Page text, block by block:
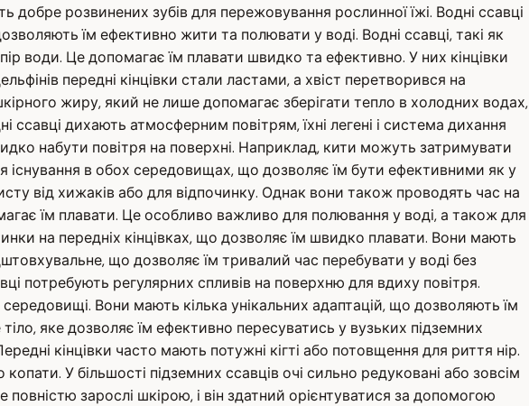
розвинених зубів для пережовування рослинної їжі. Водні ссавці
їм ефективно жити та полювати у воді. Водні ссавці, такі як
води. Це допомагає їм плавати швидко та ефективно. У них кінцівки
передні кінцівки стали ластами, а хвіст перетворився на
жиру, який не лише допомагає зберігати тепло в холодних водах,
дихають атмосферним повітрям, їхні легені і система дихання
набути повітря на поверхні. Наприклад, кити можуть затримувати
існування в обох середовищах, що дозволяє їм бути ефективними як у
від хижаків або для відпочинку. Однак вони також проводять час на
їм плавати. Це особливо важливо для полювання у воді, а також для
на передніх кінцівках, що дозволяє їм швидко плавати. Вони мають
що дозволяє їм тривалий час перебувати у воді без
потребують регулярних спливів на поверхню для вдиху повітря.
Вони мають кілька унікальних адаптацій, що дозволяють їм
яке дозволяє їм ефективно пересуватись у вузьких підземних
кінцівки часто мають потужні кігті або потовщення для риття нір.
У більшості підземних ссавців очі сильно редуковані або зовсім
зарослі шкірою, і він здатний орієнтуватися за допомогою